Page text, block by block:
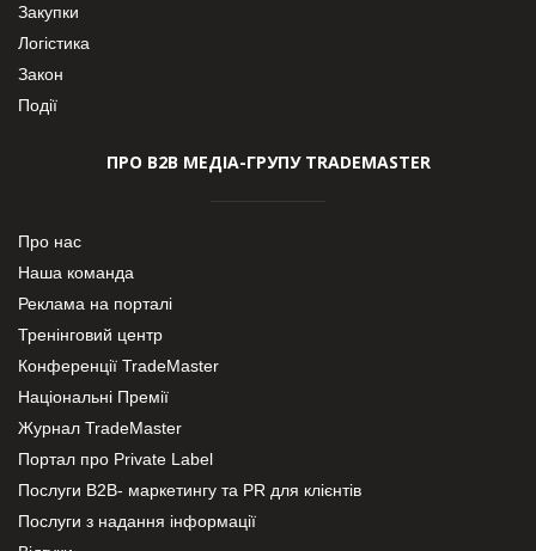
Закупки
Логістика
Закон
Події
ПРО В2В МЕДІА-ГРУПУ TRADEMASTER
Про нас
Наша команда
Реклама на порталі
Тренінговий центр
Конференції TradeMaster
Національні Премії
Журнал TradeMaster
Портал про Private Label
Послуги В2В- маркетингу та PR для клієнтів
Послуги з надання інформації